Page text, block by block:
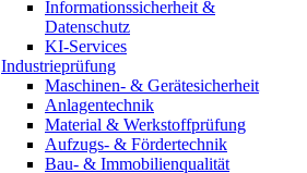
Informationssicherheit &
Datenschutz
KI-Services
Industrieprüfung
Maschinen- & Gerätesicherheit
Anlagentechnik
Material & Werkstoffprüfung
Aufzugs- & Fördertechnik
Bau- & Immobilienqualität